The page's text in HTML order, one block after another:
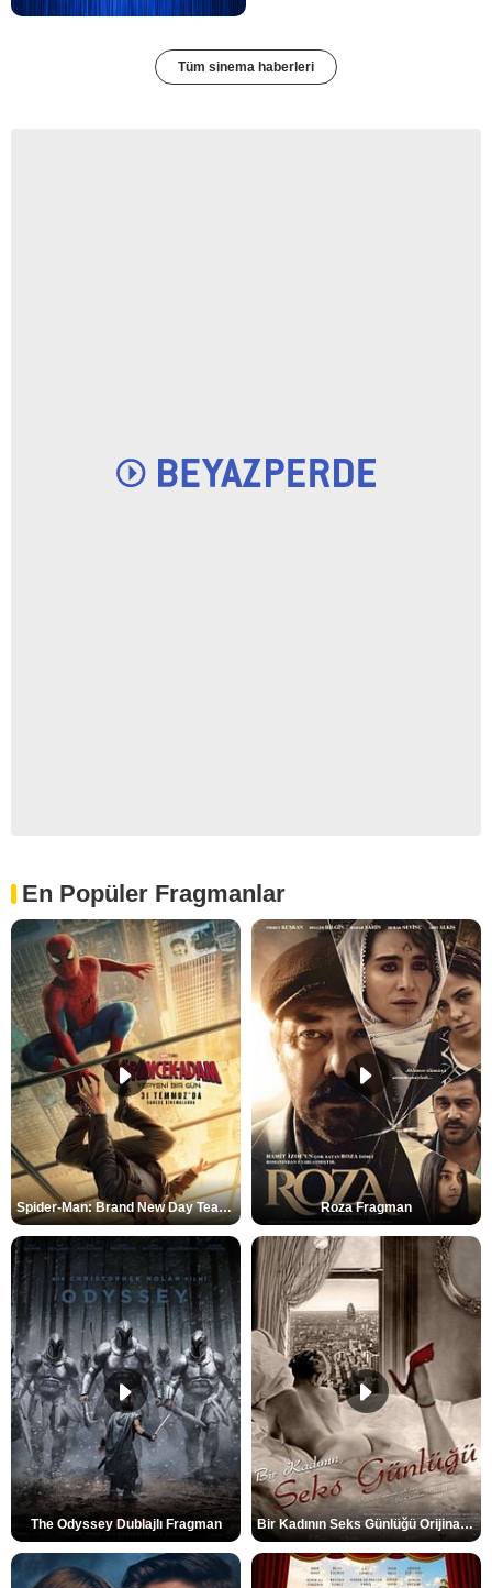
Tüm sinema haberleri
En Popüler Fragmanlar
Spider-Man: Brand New Day Teaser Roza Fragman
The Odyssey Dublajlı Fragman Bir Kadının Seks Günlüğü Orijinal Fragman